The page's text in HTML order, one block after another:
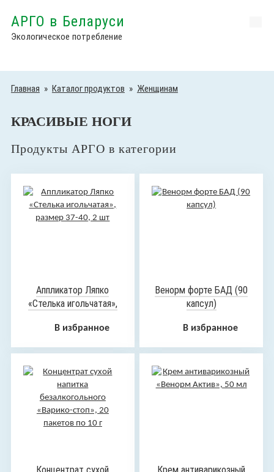
АРГО в Беларуси
Экологическое потребление
Главная » Каталог продуктов » Женщинам
КРАСИВЫЕ НОГИ
Продукты АРГО в категории
Аппликатор Ляпко
«Стелька игольчатая»,
В избранное
Венорм форте БАД (90
капсул)
В избранное